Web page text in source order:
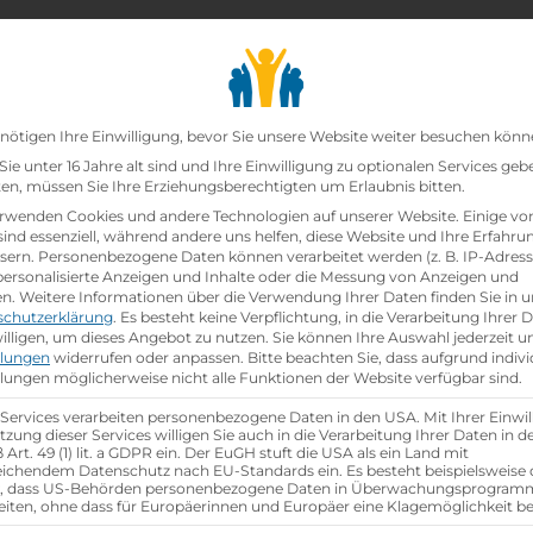
Lehrbetriebesearch
Datenschutz-
Ihre Einwilligung, bevor Sie unsere Website weiter besuchen
unter 16 Jahre alt sind und Ihre Einwilligung zu optionalen Services
müssen Sie Ihre Erziehungsberechtigten um Erlaubnis bitten.
Cookies und andere Technologien auf unserer Website. Einige
essenziell, während andere uns helfen, diese Website und Ihre
Personenbezogene Daten können verarbeitet werden (z. B. IP-
Anzeigen und Inhalte oder die Messung von Anzeigen und
Weitere Informationen über die Verwendung Ihrer Daten finden Sie in
. Es besteht keine Verpflichtung, in die Verarbeitung Ihrer
um dieses Angebot zu nutzen. Sie können Ihre Auswahl jederzeit
widerrufen oder anpassen. Bitte beachten Sie, dass aufgrund
möglicherweise nicht alle Funktionen der Website verfügbar sind.
verarbeiten personenbezogene Daten in den USA. Mit Ihrer
dieser Services willigen Sie auch in die Verarbeitung Ihrer Daten in
Art. 49 (1) lit. a GDPR ein. Der EuGH stuft die USA als ein Land mit
Datenschutz nach EU-Standards ein. Es besteht beispielsweise
dass US-Behörden personenbezogene Daten in
ohne dass für Europäerinnen und Europäer eine Klagemöglichkeit